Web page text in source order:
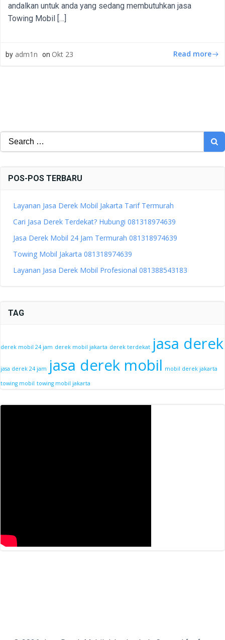
andalkan untuk anda yang sedang membutuhkan jasa
Towing Mobil […]
by adm1n on Okt 23 Read more
Search
for:
POS-POS TERBARU
Layanan Jasa Derek Mobil Jakarta Tarif Termurah
Cari Jasa Derek Terdekat? Hubungi 081318974639
Jasa Derek Mobil 24 Jam Termurah 081318974639
Towing Mobil Jakarta 081318974639
Layanan Jasa Derek Mobil Profesional 081388543183
TAG
derek mobil 24 jam derek mobil jakarta derek terdekat jasa derek
jasa derek 24 jam jasa derek mobil mobil derek jakarta
towing mobil towing mobil jakarta